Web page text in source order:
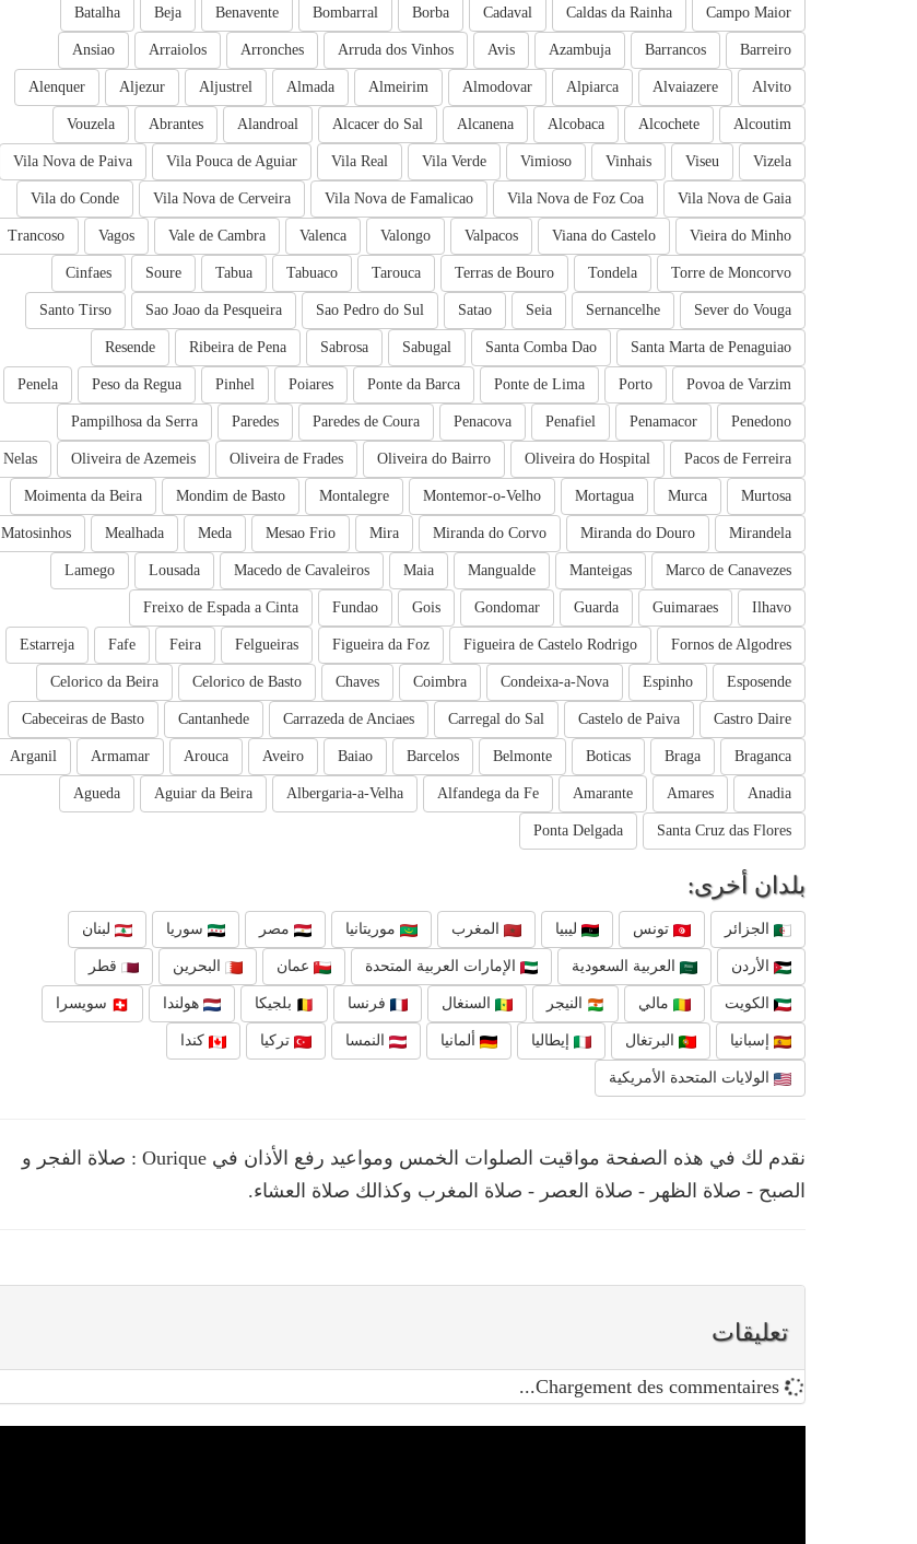
Campo Maior
Caldas da Rainha
Cadaval
Borba
Bombarral
Benavente
Beja
Batalha
Barreiro
Barrancos
Azambuja
Avis
Arruda dos Vinhos
Arronches
Arraiolos
Ansiao
Alvito
Alvaiazere
Alpiarca
Almodovar
Almeirim
Almada
Aljustrel
Aljezur
Alenquer
Alcoutim
Alcochete
Alcobaca
Alcanena
Alcacer do Sal
Alandroal
Abrantes
Vouzela
Vizela
Viseu
Vinhais
Vimioso
Vila Verde
Vila Real
Vila Pouca de Aguiar
Vila Nova de Paiva
Vila Nova de Gaia
Vila Nova de Foz Coa
Vila Nova de Famalicao
Vila Nova de Cerveira
Vila do Conde
Vieira do Minho
Viana do Castelo
Valpacos
Valongo
Valenca
Vale de Cambra
Vagos
Trancoso
Torre de Moncorvo
Tondela
Terras de Bouro
Tarouca
Tabuaco
Tabua
Soure
Cinfaes
Sever do Vouga
Sernancelhe
Seia
Satao
Sao Pedro do Sul
Sao Joao da Pesqueira
Santo Tirso
Santa Marta de Penaguiao
Santa Comba Dao
Sabugal
Sabrosa
Ribeira de Pena
Resende
Povoa de Varzim
Porto
Ponte de Lima
Ponte da Barca
Poiares
Pinhel
Peso da Regua
Penela
Penedono
Penamacor
Penafiel
Penacova
Paredes de Coura
Paredes
Pampilhosa da Serra
Pacos de Ferreira
Oliveira do Hospital
Oliveira do Bairro
Oliveira de Frades
Oliveira de Azemeis
Nelas
Murtosa
Murca
Mortagua
Montemor-o-Velho
Montalegre
Mondim de Basto
Moimenta da Beira
Mirandela
Miranda do Douro
Miranda do Corvo
Mira
Mesao Frio
Meda
Mealhada
Matosinhos
Marco de Canavezes
Manteigas
Mangualde
Maia
Macedo de Cavaleiros
Lousada
Lamego
Ilhavo
Guimaraes
Guarda
Gondomar
Gois
Fundao
Freixo de Espada a Cinta
Fornos de Algodres
Figueira de Castelo Rodrigo
Figueira da Foz
Felgueiras
Feira
Fafe
Estarreja
Esposende
Espinho
Condeixa-a-Nova
Coimbra
Chaves
Celorico de Basto
Celorico da Beira
Castro Daire
Castelo de Paiva
Carregal do Sal
Carrazeda de Anciaes
Cantanhede
Cabeceiras de Basto
Braganca
Braga
Boticas
Belmonte
Barcelos
Baiao
Aveiro
Arouca
Armamar
Arganil
Anadia
Amares
Amarante
Alfandega da Fe
Albergaria-a-Velha
Aguiar da Beira
Agueda
Santa Cruz das Flores
Ponta Delgada
بلدان أخرى:
الجزائر تونس ليبيا المغرب موريتانيا مصر سوريا لبنان
الأردن العربية السعودية الإمارات العربية المتحدة عمان البحرين قطر
الكويت مالي النيجر السنغال فرنسا بلجيكا هولندا سويسرا
إسبانيا البرتغال إيطاليا ألمانيا النمسا تركيا كندا
الولايات المتحدة الأمريكية
نقدم لك في هذه الصفحة مواقيت الصلوات الخمس ومواعيد رفع الأذان في Ourique : صلاة الفجر و
الصبح - صلاة الظهر - صلاة العصر - صلاة المغرب وكذالك صلاة العشاء.
تعليقات